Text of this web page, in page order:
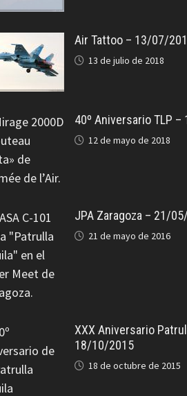
Air Tattoo – 13/07/
13 de julio de 2018
40º Aniversario TLP
12 de mayo de 2018
JPA Zaragoza – 21/
21 de mayo de 2016
XXX Aniversario
18/10/2015
18 de octubre de 2015